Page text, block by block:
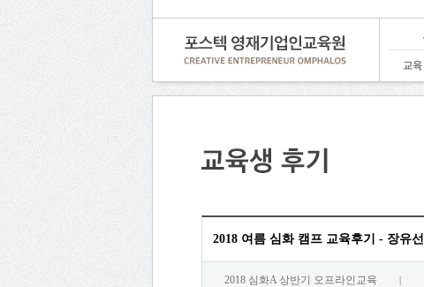
2018 여름 심화 캠프 교육후기 - 장유선
2018 심화A 상반기 오프라인교육